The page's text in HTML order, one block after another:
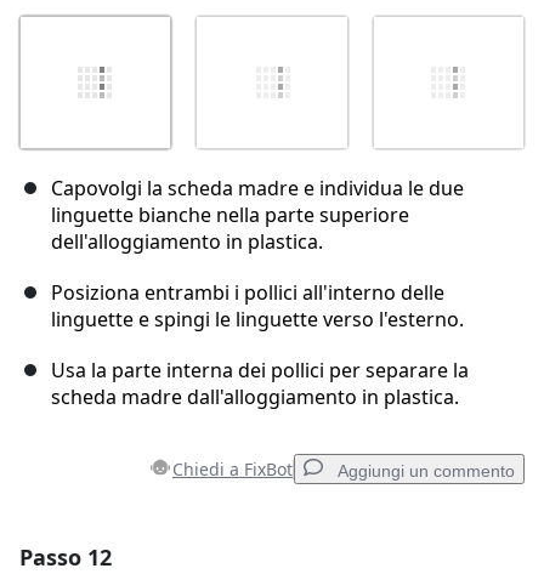
Capovolgi la scheda madre e individua le due
linguette bianche nella parte superiore
dell'alloggiamento in plastica.
Posiziona entrambi i pollici all'interno delle
linguette e spingi le linguette verso l'esterno.
Usa la parte interna dei pollici per separare la
scheda madre dall'alloggiamento in plastica.
Chiedi a FixBot Aggiungi un commento
Passo 12